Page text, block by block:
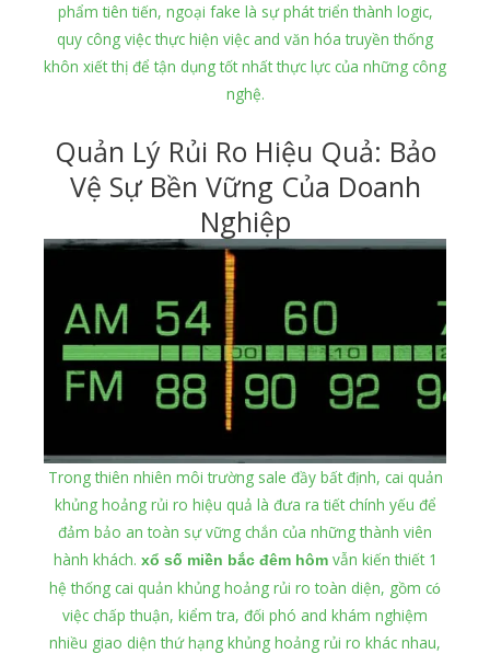
phẩm tiên tiến, ngoại fake là sự phát triển thành logic,
quy công việc thực hiện việc and văn hóa truyền thống
khôn xiết thị để tận dụng tốt nhất thực lực của những công
nghệ.
Quản Lý Rủi Ro Hiệu Quả: Bảo
Vệ Sự Bền Vững Của Doanh
Nghiệp
Trong thiên nhiên môi trường sale đầy bất định, cai quản
khủng hoảng rủi ro hiệu quả là đưa ra tiết chính yếu để
đảm bảo an toàn sự vững chắn của những thành viên
hành khách. xổ số miền bắc đêm hômvẫn kiến thiết 1
hệ thống cai quản khủng hoảng rủi ro toàn diện, gồm có
việc chấp thuận, kiểm tra, đối phó and khám nghiệm
nhiều giao diện thứ hạng khủng hoảng rủi ro khác nhau,